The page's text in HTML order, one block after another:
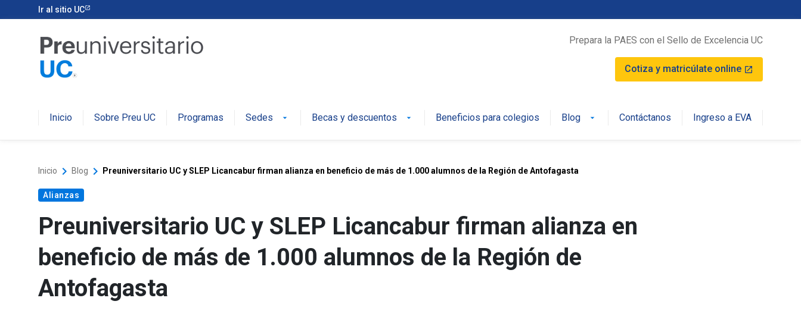
Ir al sitio UC
Prepara la PAES con el Sello de Excelencia UC
Cotiza y matricúlate online launch
Inicio Sobre Preu UC Programas Sedes arrow_drop_down Becas y descuentos arrow_drop_down Beneficios para colegios Blog arrow_drop_down Contáctanos Ingreso a EVA
Inicio keyboard_arrow_right Blog keyboard_arrow_right Preuniversitario UC y SLEP Licancabur firman alianza en beneficio de más de 1.000 alumnos de la Región de Antofagasta
Alianzas
Preuniversitario UC y SLEP Licancabur firman alianza en
beneficio de más de 1.000 alumnos de la Región de
Antofagasta